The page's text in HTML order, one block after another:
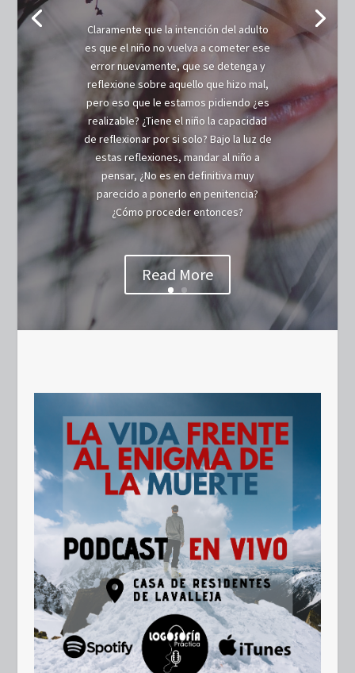
Claramente que la intención del adulto
es que el niño no vuelva a cometer ese
error nuevamente, que se detenga y
reflexione sobre aquello que hizo mal,
pero eso que le estamos pidiendo ¿es
realizable? ¿Tiene el niño la capacidad
de reflexionar por si solo? Bajo la luz de
estas reflexiones, mandar al niño a
pensar, ¿No es en definitiva muy
parecido a ponerlo en penitencia?
¿Cómo proceder entonces?
Read More